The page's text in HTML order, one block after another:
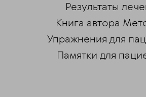
Результаты
Книга автора
Упражнения для
Памятки для